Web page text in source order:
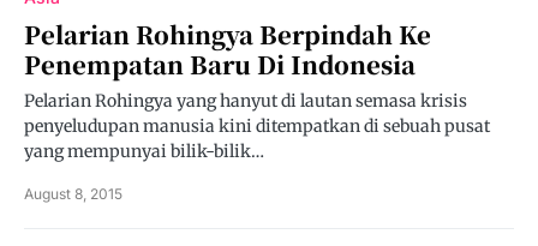
Pelarian Rohingya Berpindah Ke
Penempatan Baru Di Indonesia
Pelarian Rohingya yang hanyut di lautan semasa krisis
penyeludupan manusia kini ditempatkan di sebuah pusat
yang mempunyai bilik-bilik…
August 8, 2015